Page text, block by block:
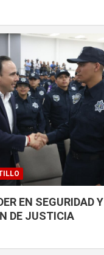
EN SEGURIDAD Y
DE JUSTICIA